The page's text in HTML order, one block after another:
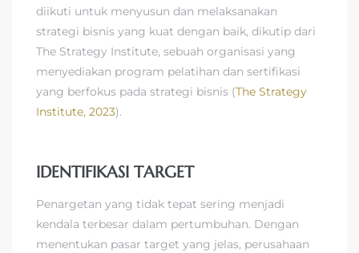
diikuti untuk menyusun dan melaksanakan
strategi bisnis yang kuat dengan baik, dikutip dari
The Strategy Institute, sebuah organisasi yang
menyediakan program pelatihan dan sertifikasi
yang berfokus pada strategi bisnis (The Strategy
Institute, 2023).
IDENTIFIKASI TARGET
Penargetan yang tidak tepat sering menjadi
kendala terbesar dalam pertumbuhan. Dengan
menentukan pasar target yang jelas, perusahaan